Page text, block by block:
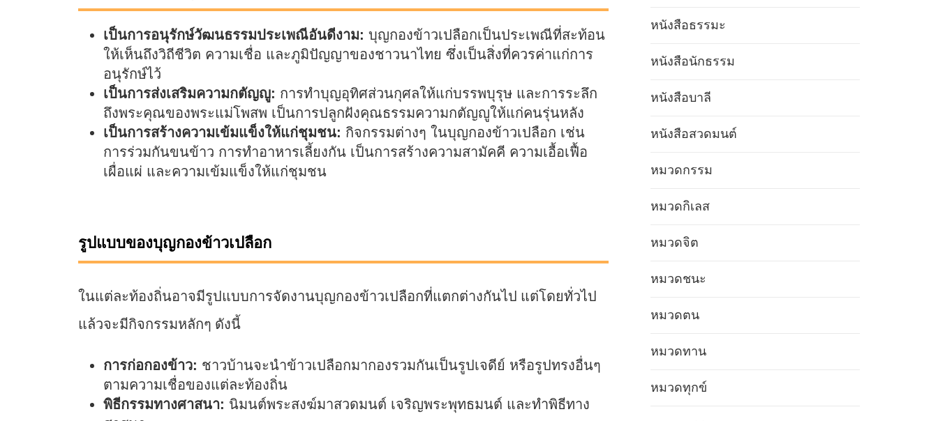
เป็นการอนุรักษ์วัฒนธรรมประเพณีอันดีงาม: บุญกองข้าวเปลือกเป็นประเพณีที่สะท้อน
ให้เห็นถึงวิถีชีวิต ความเชื่อ และภูมิปัญญาของชาวนาไทย ซึ่งเป็นสิ่งที่ควรค่าแก่การ
อนุรักษ์ไว้
เป็นการส่งเสริมความกตัญญู: การทำบุญอุทิศส่วนกุศลให้แก่บรรพบุรุษ และการระลึก
ถึงพระคุณของพระแม่โพสพ เป็นการปลูกฝังคุณธรรมความกตัญญูให้แก่คนรุ่นหลัง
เป็นการสร้างความเข้มแข็งให้แก่ชุมชน: กิจกรรมต่างๆ ในบุญกองข้าวเปลือก เช่น
การร่วมกันขนข้าว การทำอาหารเลี้ยงกัน เป็นการสร้างความสามัคคี ความเอื้อเฟื้อ
เผื่อแผ่ และความเข้มแข็งให้แก่ชุมชน
รูปแบบของบุญกองข้าวเปลือก
ในแต่ละท้องถิ่นอาจมีรูปแบบการจัดงานบุญกองข้าวเปลือกที่แตกต่างกันไป แต่โดยทั่วไป
แล้วจะมีกิจกรรมหลักๆ ดังนี้
การก่อกองข้าว: ชาวบ้านจะนำข้าวเปลือกมากองรวมกันเป็นรูปเจดีย์ หรือรูปทรงอื่นๆ
ตามความเชื่อของแต่ละท้องถิ่น
พิธีกรรมทางศาสนา: นิมนต์พระสงฆ์มาสวดมนต์ เจริญพระพุทธมนต์ และทำพิธีทาง
หนังสือธรรมะ
หนังสือนักธรรม
หนังสือบาลี
หนังสือสวดมนต์
หมวดกรรม
หมวดกิเลส
หมวดจิต
หมวดชนะ
หมวดตน
หมวดทาน
หมวดทุกข์